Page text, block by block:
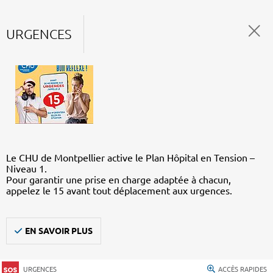
URGENCES
Le CHU de Montpellier active le Plan Hôpital en Tension –
Niveau 1.
Pour garantir une prise en charge adaptée à chacun,
appelez le 15 avant tout déplacement aux urgences.
EN SAVOIR PLUS
URGENCES ACCÈS RAPIDES